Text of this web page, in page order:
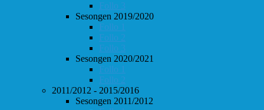
Follo 3
Sesongen 2019/2020
Follo 1
Follo 2
Follo 3
Sesongen 2020/2021
Follo 1
Follo 2
2011/2012 - 2015/2016
Sesongen 2011/2012